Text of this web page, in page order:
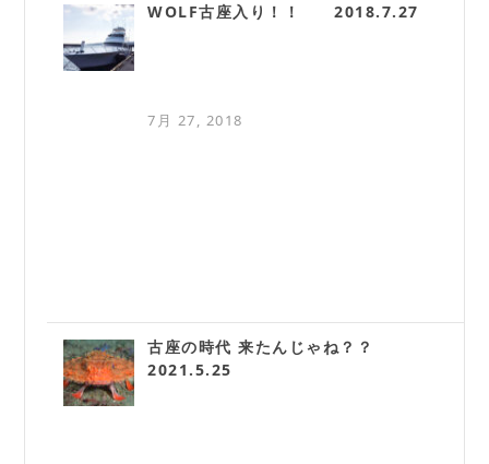
WOLF古座入り！！ 2018.7.27
7月 27, 2018
古座の時代 来たんじゃね？？
2021.5.25